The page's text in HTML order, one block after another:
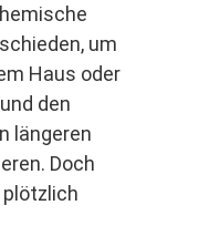
um
Haus oder
den
längeren
Doch